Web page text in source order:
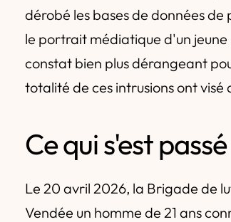
dérobé les bases de données
le portrait médiatique d'un jeune
constat bien plus dérangeant
totalité de ces intrusions ont visé
Ce qui s'est passé
Le 20 avril 2026, la Brigade de
Vendée un homme de 21 ans